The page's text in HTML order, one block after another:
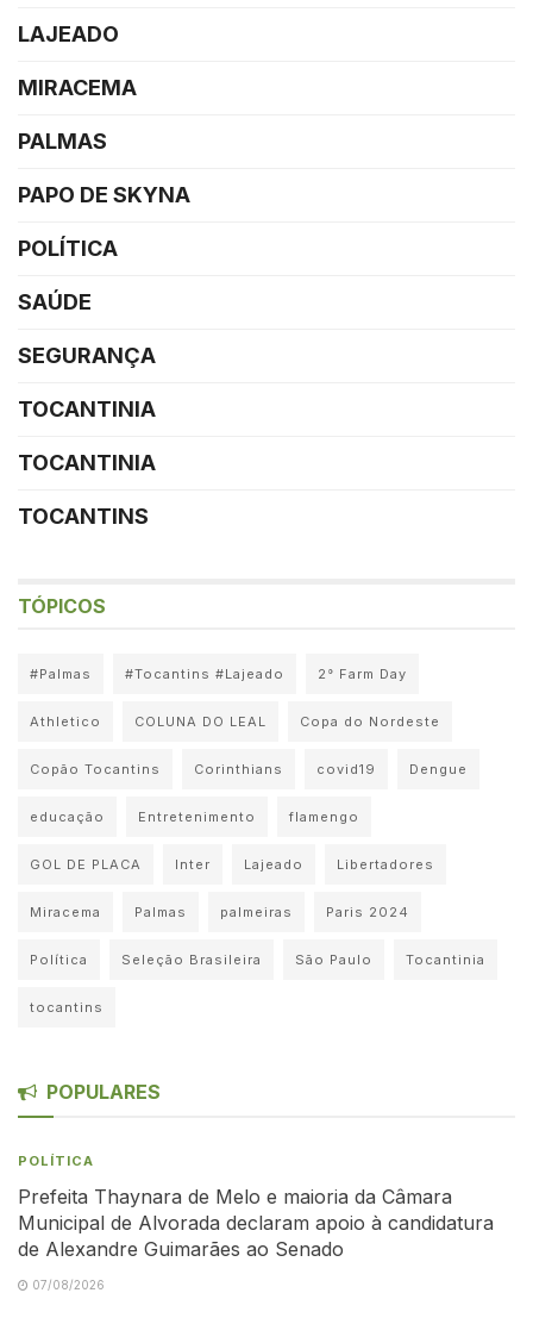
LAJEADO
MIRACEMA
PALMAS
PAPO DE SKYNA
POLÍTICA
SAÚDE
SEGURANÇA
TOCANTINIA
TOCANTINIA
TOCANTINS
TÓPICOS
#Palmas #Tocantins #Lajeado 2° Farm Day
Athletico COLUNA DO LEAL Copa do Nordeste
Copão Tocantins Corinthians covid19 Dengue
educação Entretenimento flamengo
GOL DE PLACA Inter Lajeado Libertadores
Miracema Palmas palmeiras Paris 2024
Política Seleção Brasileira São Paulo Tocantinia
tocantins
POPULARES
POLÍTICA
Prefeita Thaynara de Melo e maioria da Câmara
Municipal de Alvorada declaram apoio à candidatura
de Alexandre Guimarães ao Senado
07/08/2026